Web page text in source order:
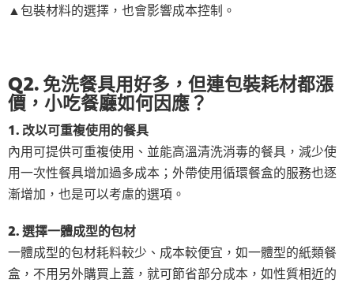
▲包裝材料的選擇，也會影響成本控制。
Q2. 免洗餐具用好多，但連包裝耗材都漲
價，小吃餐廳如何因應？
1. 改以可重複使用的餐具
內用可提供可重複使用、並能高溫清洗消毒的餐具，減少使
用一次性餐具增加過多成本；外帶使用循環餐盒的服務也逐
漸增加，也是可以考慮的選項。
2. 選擇一體成型的包材
一體成型的包材耗料較少、成本較便宜，如一體型的紙類餐
盒，不用另外購買上蓋，就可節省部分成本，如性質相近的